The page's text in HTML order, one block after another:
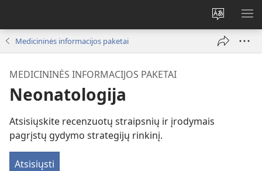
Pakeisti
svetainės
kalbą
Medicininės informacijos paketai
MEDICININĖS INFORMACIJOS PAKETAI
Neonatologija
Atsisiųskite recenzuotų straipsnių ir įrodymais
pagrįstų gydymo strategijų rinkinį.
Atsisiųsti